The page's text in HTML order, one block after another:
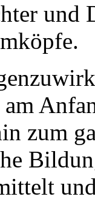
und
am
zum